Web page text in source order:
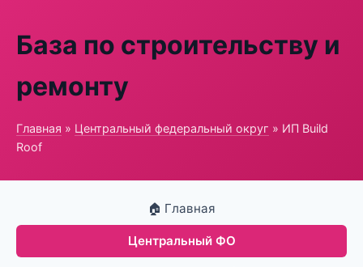
База по строительству и
ремонту
Главная » Центральный федеральный округ » ИП Build
Roof
🏠 Главная
Центральный ФО